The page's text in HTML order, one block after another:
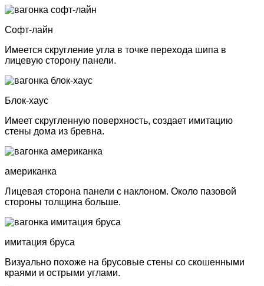
Софт-лайн
Имеется скругление угла в точке перехода шипа в
лицевую сторону панели.
Блок-хаус
Имеет скругленную поверхность, создает имитацию
стены дома из бревна.
американка
Лицевая сторона панели с наклоном. Около пазовой
стороны толщина больше.
имитация бруса
Визуально похоже на брусовые стены со скошенными
краями и острыми углами.